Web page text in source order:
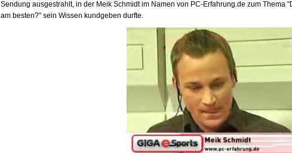
Sendung ausgestrahlt, in der Meik Schmidt im Namen von PC-Erfahrung.de zum Thema
am besten?" sein Wissen kundgeben durfte.